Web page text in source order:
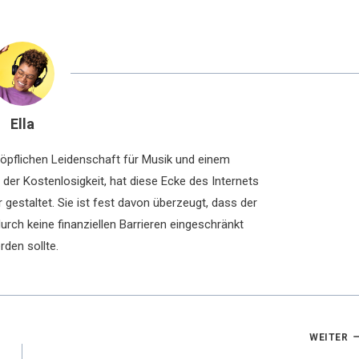
Ella
Leidenschaft für Musik und einem
Kostenlosigkeit, hat diese Ecke des Internets
Sie ist fest davon überzeugt, dass der
keine finanziellen Barrieren eingeschränkt
sollte.
WEITER